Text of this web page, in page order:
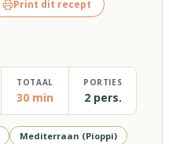
Print dit recept
TOTAAL
30 min
PORTIES
2 pers.
Mediterraan (Pioppi)